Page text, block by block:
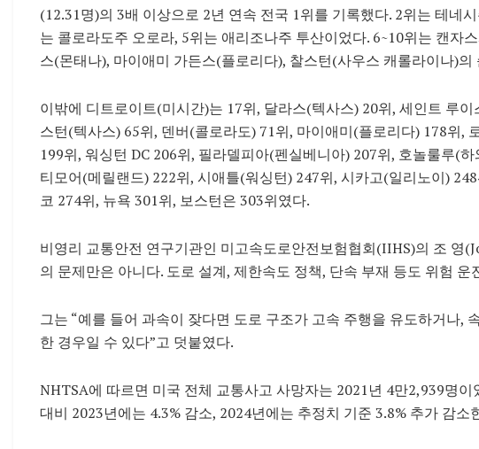
(12.31명)의 3배 이상으로 2년 연속 전국 1위를 기록했다. 2위는 테네
는 콜로라도주 오로라, 5위는 애리조나주 투산이었다. 6~10위는 캔자
스(몬태나), 마이애미 가든스(플로리다), 찰스턴(사우스 캐롤라이나)의
이밖에 디트로이트(미시간)는 17위, 달라스(텍사스) 20위, 세인트 루
스턴(텍사스) 65위, 덴버(콜로라도) 71위, 마이애미(플로리다) 178위,
199위, 워싱턴 DC 206위, 필라델피아(펜실베니아) 207위, 호놀룰루(
티모어(메릴랜드) 222위, 시애틀(워싱턴) 247위, 시카고(일리노이)
코 274위, 뉴욕 301위, 보스턴은 303위였다.
비영리 교통안전 연구기관인 미고속도로안전보험협회(IIHS)의 조 영
의 문제만은 아니다. 도로 설계, 제한속도 정책, 단속 부재 등도 위험 운
그는 “예를 들어 과속이 잦다면 도로 구조가 고속 주행을 유도하거나,
한 경우일 수 있다”고 덧붙였다.
NHTSA에 따르면 미국 전체 교통사고 사망자는 2021년 4만2,939명
대비 2023년에는 4.3% 감소, 2024년에는 추정치 기준 3.8% 추가 감소